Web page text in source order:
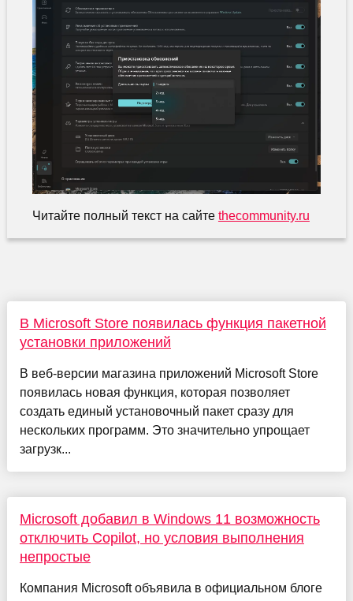
Читайте полный текст на сайте thecommunity.ru
В Microsoft Store появилась функция пакетной
установки приложений
В веб-версии магазина приложений Microsoft Store
появилась новая функция, которая позволяет
создать единый установочный пакет сразу для
нескольких программ. Это значительно упрощает
загрузк...
Microsoft добавил в Windows 11 возможность
отключить Copilot, но условия выполнения
непростые
Компания Microsoft объявила в официальном блоге